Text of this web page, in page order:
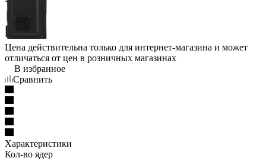
Цена действительна только для интернет-магазина и может
отличаться от цен в розничных магазинах
В избранное
Сравнить
Характеристики
Кол-во ядер